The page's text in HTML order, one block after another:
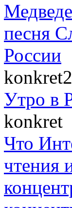
песня
России
Утро в
konkret
Что
чтения